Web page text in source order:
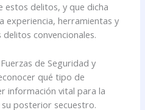
estos delitos, y que dicha
experiencia, herramientas y
convencionales.
de Seguridad y
qué tipo de
información vital para la
posterior secuestro.